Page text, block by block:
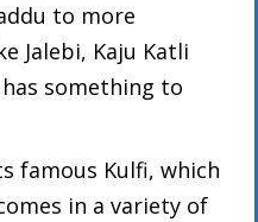
to more
Jalebi, Kaju Katli
something to
famous Kulfi, which
in a variety of